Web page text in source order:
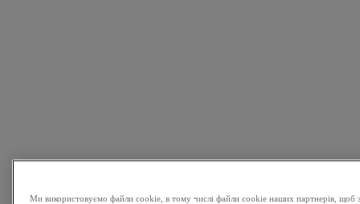
Ми використовуємо файли cookie, в тому числі файли cookie наших партнерів, щоб